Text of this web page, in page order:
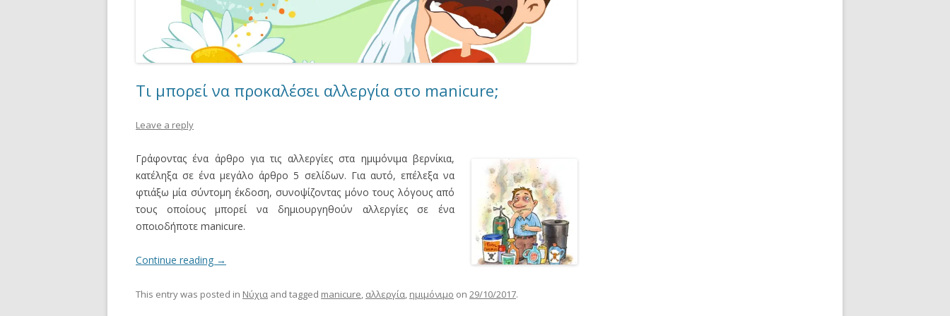
ΚΑΛΛΥΝΤΙΚΆ
ΜΑΚΙΓΙΆΖ
Τι μπορεί να προκαλέσει αλλεργία στο manicure;
Leave a reply
Γράφοντας ένα άρθρο για τις αλλεργίες στα ημιμόνιμα βερνίκια,
κατέληξα σε ένα μεγάλο άρθρο 5 σελίδων. Για αυτό, επέλεξα να
φτιάξω μία σύντομη έκδοση, συνοψίζοντας μόνο τους λόγους από
τους οποίους μπορεί να δημιουργηθούν αλλεργίες σε ένα
οποιοδήποτε manicure.
Continue reading →
This entry was posted in Νύχια and tagged manicure, αλλεργία, ημιμόνιμο on 29/10/2017.